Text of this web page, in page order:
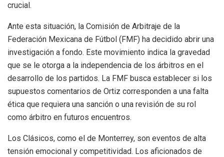
crucial.
Ante esta situación, la Comisión de Arbitraje de la
Federación Mexicana de Fútbol (FMF) ha decidido abrir una
investigación a fondo. Este movimiento indica la gravedad
que se le otorga a la independencia de los árbitros en el
desarrollo de los partidos. La FMF busca establecer si los
supuestos comentarios de Ortiz corresponden a una falta
ética que requiera una sanción o una revisión de su rol
como árbitro en futuros encuentros.
Los Clásicos, como el de Monterrey, son eventos de alta
tensión emocional y competitividad. Los aficionados de